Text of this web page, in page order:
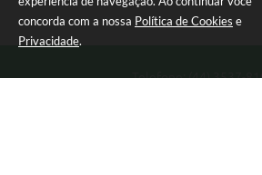
concorda com a nossa Política de Cookies e
Privacidade.
Telefone: (44) 3537-